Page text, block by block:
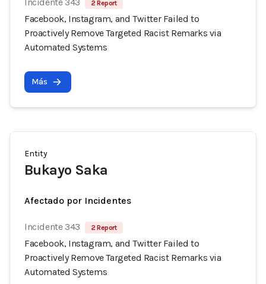
2 Report
Facebook, Instagram, and Twitter Failed to
Proactively Remove Targeted Racist Remarks via
Automated Systems
Más
Entity
Bukayo Saka
Afectado por Incidentes
Incidente 343 2 Report
Facebook, Instagram, and Twitter Failed to
Proactively Remove Targeted Racist Remarks via
Automated Systems